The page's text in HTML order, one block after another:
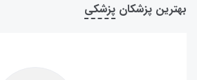
بهترین پزشکان پزشکی